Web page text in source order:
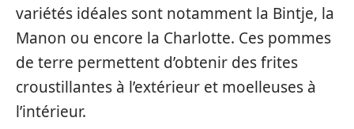
variétés idéales sont notamment la Bintje, la
Manon ou encore la Charlotte. Ces pommes
de terre permettent d’obtenir des frites
croustillantes à l’extérieur et moelleuses à
l’intérieur.